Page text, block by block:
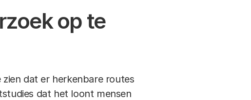
op te
dat er herkenbare routes
dat het loont mensen